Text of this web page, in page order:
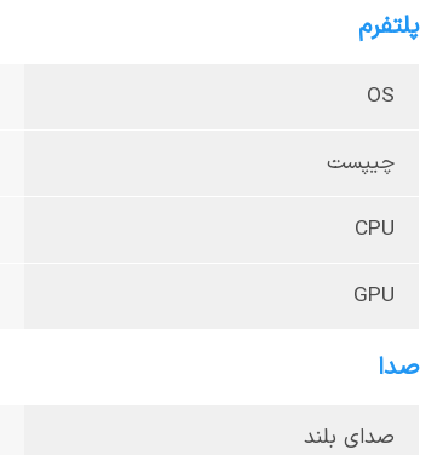
پلتفرم
OS
چیپست
CPU
GPU
صدا
صدای بلند